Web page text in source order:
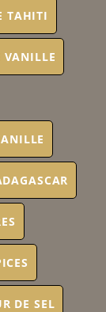
TAHITI
VANILLE
DE SEL